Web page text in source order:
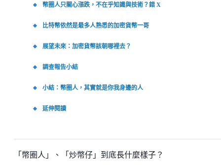
幣圈人只關心漲跌，不在乎知識與技術？錯 X
比特幣依然是最多人熟悉的加密貨幣一哥
展望未來：加密貨幣該朝哪裡去？
調查報告小結
小結：幣圈人，其實就是你我身邊的人
延伸閱讀
「幣圈人」、「炒幣仔」到底長什麼樣子？